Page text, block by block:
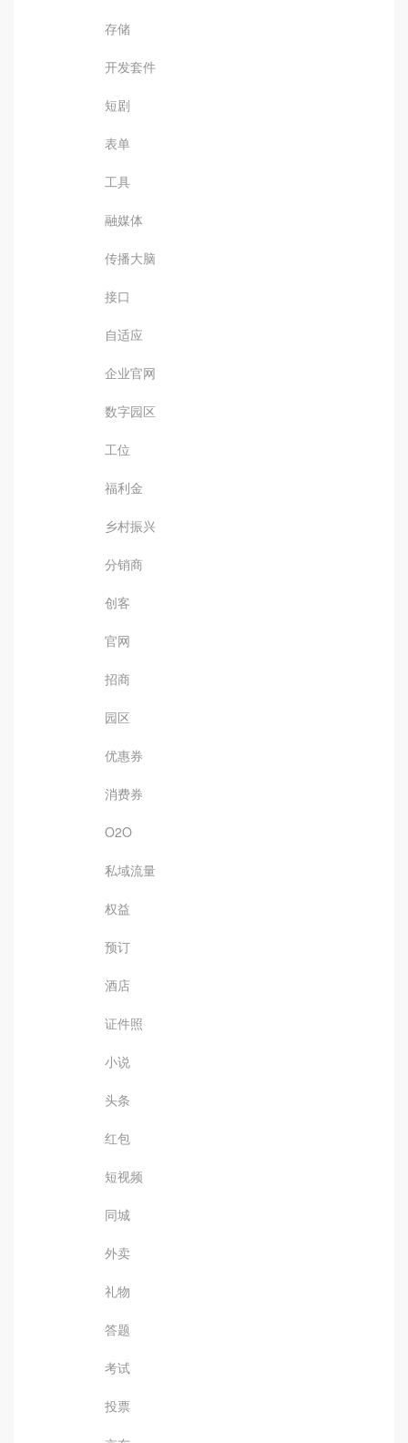
存储
开发套件
短剧
表单
工具
融媒体
传播大脑
接口
自适应
企业官网
数字园区
工位
福利金
乡村振兴
分销商
创客
官网
招商
园区
优惠券
消费券
O2O
私域流量
权益
预订
酒店
证件照
小说
头条
红包
短视频
同城
外卖
礼物
答题
考试
投票